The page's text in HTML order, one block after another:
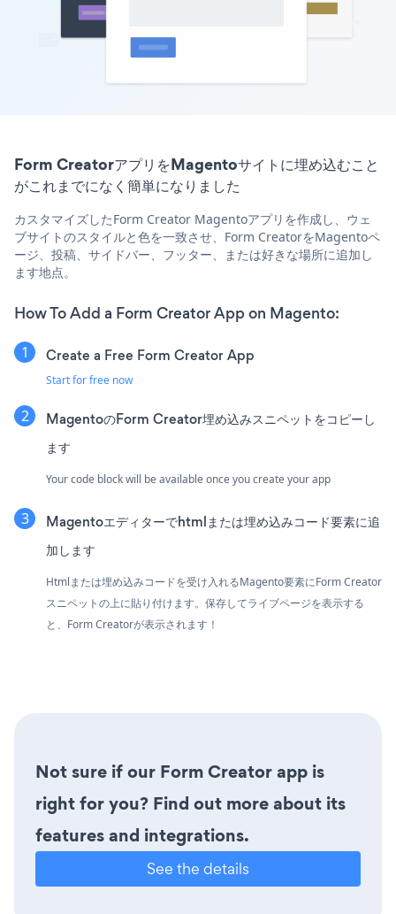
Form CreatorアプリをMagentoサイトに埋め込むこと
がこれまでになく簡単になりました
カスタマイズしたForm Creator Magentoアプリを作成し、ウェ
ブサイトのスタイルと色を一致させ、Form CreatorをMagentoペ
ージ、投稿、サイドバー、フッター、または好きな場所に追加し
ます地点。
How To Add a Form Creator App on Magento:
Create a Free Form Creator App
Start for free now
MagentoのForm Creator埋め込みスニペットをコピーし
ます
Your code block will be available once you create your app
Magentoエディターでhtmlまたは埋め込みコード要素に追
加します
Htmlまたは埋め込みコードを受け入れるMagento要素にForm Creator
スニペットの上に貼り付けます。保存してライブページを表示する
と、Form Creatorが表示されます！
Not sure if our Form Creator app is
right for you? Find out more about its
features and integrations.
See the details